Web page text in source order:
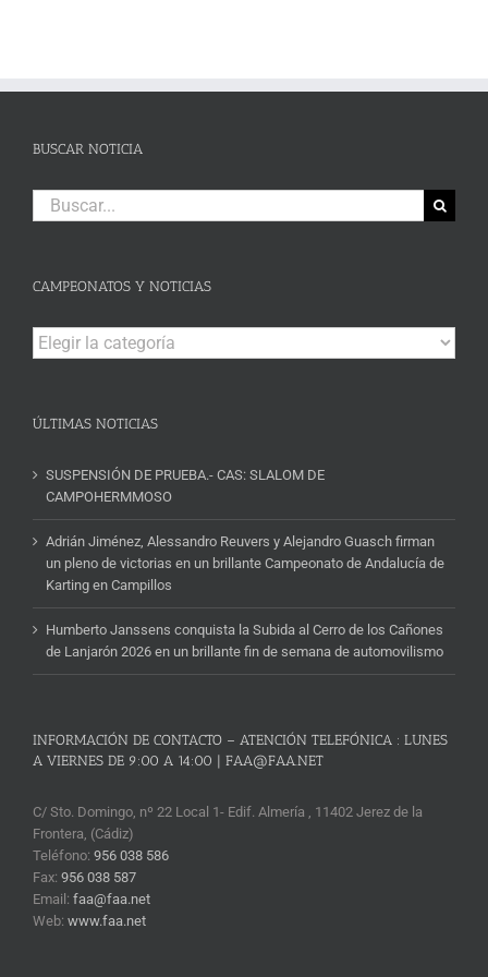
BUSCAR NOTICIA
Buscar:
CAMPEONATOS Y NOTICIAS
Campeonatos
y
ÚLTIMAS NOTICIAS
SUSPENSIÓN DE PRUEBA.- CAS: SLALOM DE
CAMPOHERMMOSO
Adrián Jiménez, Alessandro Reuvers y Alejandro Guasch firman
un pleno de victorias en un brillante Campeonato de Andalucía de
Karting en Campillos
Humberto Janssens conquista la Subida al Cerro de los Cañones
de Lanjarón 2026 en un brillante fin de semana de automovilismo
INFORMACIÓN DE CONTACTO – ATENCIÓN TELEFÓNICA : LUNES
A VIERNES DE 9:00 A 14:00 | FAA@FAA.NET
C/ Sto. Domingo, nº 22 Local 1- Edif. Almería , 11402 Jerez de la
Frontera, (Cádiz)
Teléfono: 956 038 586
Fax: 956 038 587
Email: faa@faa.net
Web: www.faa.net